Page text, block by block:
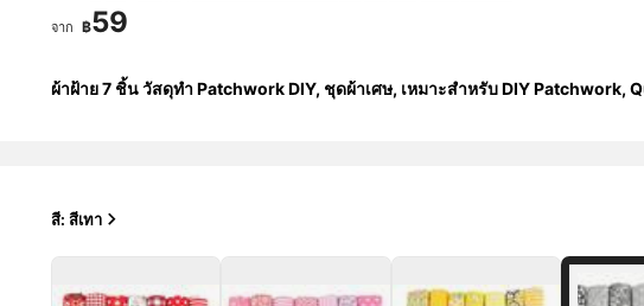
จาก ฿59
ผ้าฝ้าย 7 ชิ้น วัสดุทำ Patchwork DIY, ชุดผ้าเศษ, เหมาะสำหรับ DIY Patchwork,
สี: สีเทา